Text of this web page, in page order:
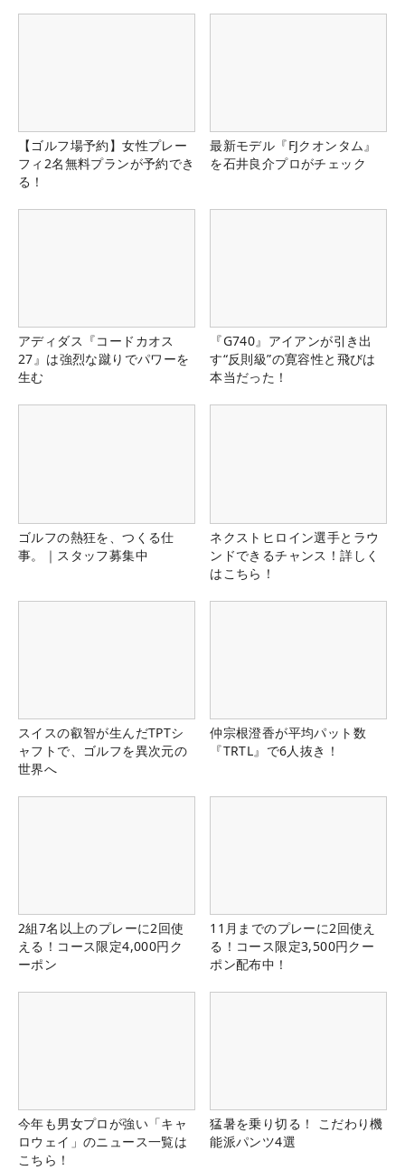
【ゴルフ場予約】女性プレー
フィ2名無料プランが予約でき
る！
最新モデル『FJクオンタム』
を石井良介プロがチェック
アディダス『コードカオス
27』は強烈な蹴りでパワーを
生む
『G740』アイアンが引き出
す“反則級”の寛容性と飛びは
本当だった！
ゴルフの熱狂を、つくる仕
事。｜スタッフ募集中
ネクストヒロイン選手とラウ
ンドできるチャンス！詳しく
はこちら！
スイスの叡智が生んだTPTシ
ャフトで、ゴルフを異次元の
世界へ
仲宗根澄香が平均パット数
『TRTL』で6人抜き！
2組7名以上のプレーに2回使
える！コース限定4,000円ク
ーポン
11月までのプレーに2回使え
る！コース限定3,500円クー
ポン配布中！
今年も男女プロが強い「キャ
ロウェイ」のニュース一覧は
こちら！
猛暑を乗り切る！ こだわり機
能派パンツ4選